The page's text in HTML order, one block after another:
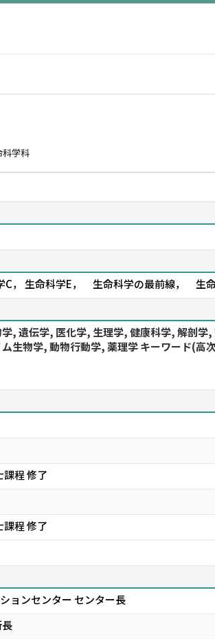
科学科
C， 生命科学E， 生命科学の最前線， 生
, 遺伝学, 医化学, 生理学, 健康科学, 解剖
生物学, 動物行動学, 薬理学 キーワード(高
程 修了
程 修了
ョンセンター センター長